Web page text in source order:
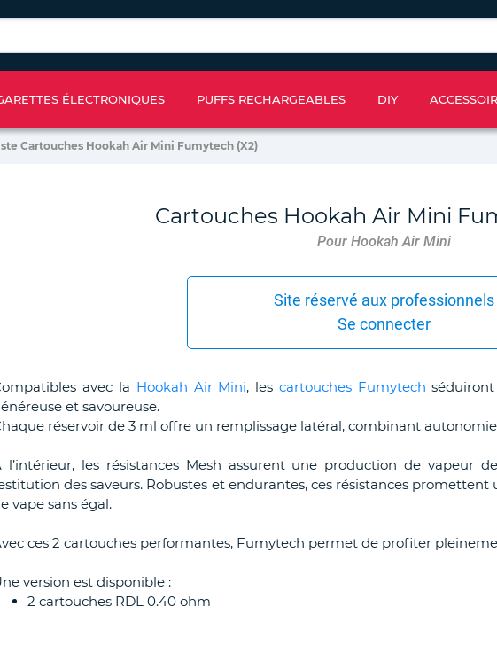
ÉLECTRONIQUES PUFFS RECHARGEABLES DIY
Cartouches Hookah Air Mini Fumytech (X2)
Cartouches Hookah Air Mini
Pour Hookah Air Mini
Site réservé aux professionnels
Se connecter
avec la Hookah Air Mini, les cartouches Fumytech
et savoureuse.
réservoir de 3 ml offre un remplissage latéral, combinant
l’intérieur, les résistances Mesh assurent une production de vapeur
des saveurs. Robustes et endurantes, ces résistances
vape sans égal.
ces 2 cartouches performantes, Fumytech permet de profiter
version est disponible :
2 cartouches RDL 0.40 ohm